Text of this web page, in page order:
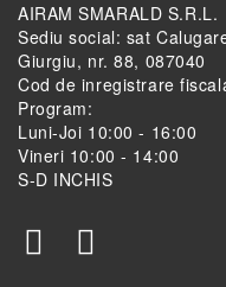
AIRAM SMARALD S.R.L.
Sediu social: sat
Giurgiu, nr. 88, 087040
Cod de inregistrare
Program:
Luni-Joi 10:00 - 16:00
Vineri 10:00 - 14:00
S-D INCHIS